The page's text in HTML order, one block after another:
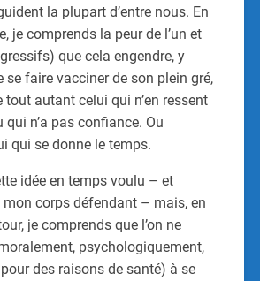
la plupart d’entre nous. En
je comprends la peur de l’un et
que cela engendre, y
se faire vacciner de son plein gré,
tout autant celui qui n’en ressent
qui n’a pas confiance. Ou
qui se donne le temps.
idée en temps voulu – et
corps défendant – mais, en
je comprends que l’on ne
psychologiquement,
des raisons de santé) à se